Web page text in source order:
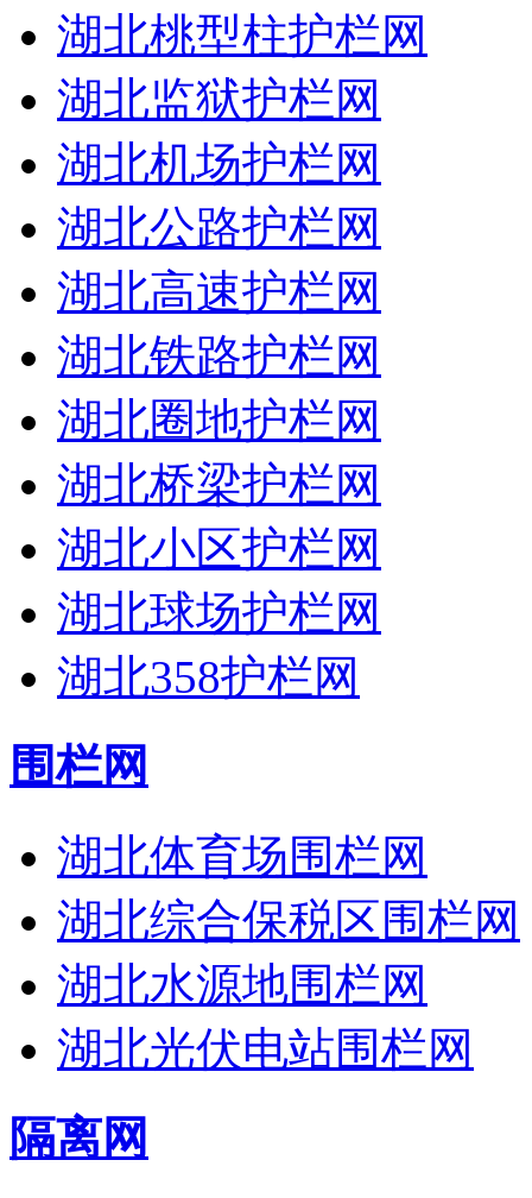
湖北桃型柱护栏网
湖北监狱护栏网
湖北机场护栏网
湖北公路护栏网
湖北高速护栏网
湖北铁路护栏网
湖北圈地护栏网
湖北桥梁护栏网
湖北小区护栏网
湖北球场护栏网
湖北358护栏网
围栏网
湖北体育场围栏网
湖北综合保税区围栏网
湖北水源地围栏网
湖北光伏电站围栏网
隔离网